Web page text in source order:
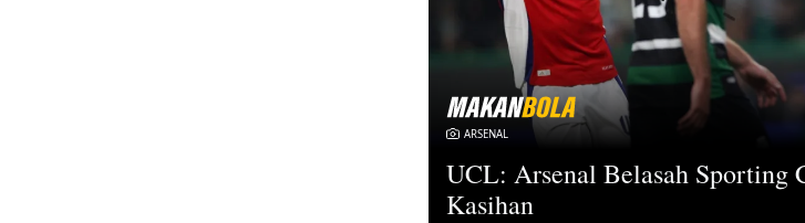
ARSENAL
UCL: Arsenal Belasah Sporting
Kasihan